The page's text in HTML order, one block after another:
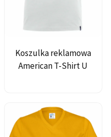
Koszulka reklamowa
American T-Shirt U